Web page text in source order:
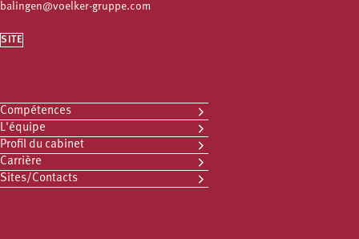
balingen@voelker-gruppe.com
SITE
Compétences
L'équipe
Profil du cabinet
Carrière
Sites/Contacts